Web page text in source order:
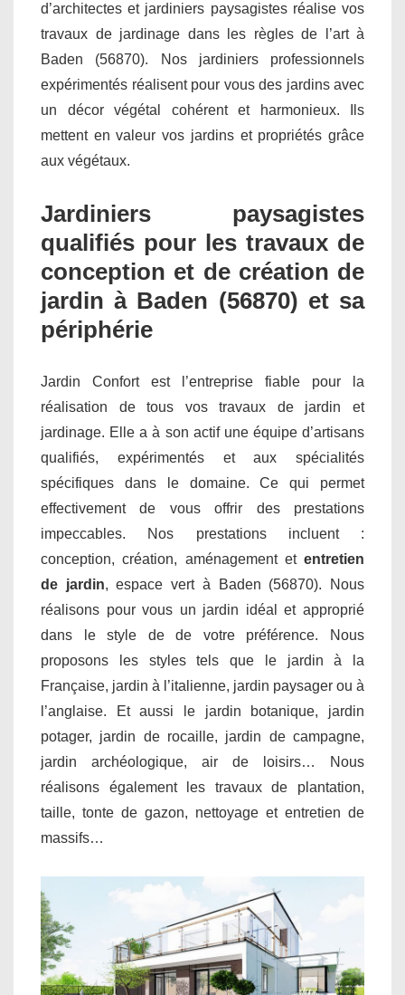
d’architectes et jardiniers paysagistes réalise vos
travaux de jardinage dans les règles de l’art à
Baden (56870). Nos jardiniers professionnels
expérimentés réalisent pour vous des jardins avec
un décor végétal cohérent et harmonieux. Ils
mettent en valeur vos jardins et propriétés grâce
aux végétaux.
Jardiniers paysagistes
qualifiés pour les travaux de
conception et de création de
jardin à Baden (56870) et sa
périphérie
Jardin Confort est l’entreprise fiable pour la
réalisation de tous vos travaux de jardin et
jardinage. Elle a à son actif une équipe d’artisans
qualifiés, expérimentés et aux spécialités
spécifiques dans le domaine. Ce qui permet
effectivement de vous offrir des prestations
impeccables. Nos prestations incluent :
conception, création, aménagement et entretien
de jardin, espace vert à Baden (56870). Nous
réalisons pour vous un jardin idéal et approprié
dans le style de de votre préférence. Nous
proposons les styles tels que le jardin à la
Française, jardin à l’italienne, jardin paysager ou à
l’anglaise. Et aussi le jardin botanique, jardin
potager, jardin de rocaille, jardin de campagne,
jardin archéologique, air de loisirs… Nous
réalisons également les travaux de plantation,
taille, tonte de gazon, nettoyage et entretien de
massifs…